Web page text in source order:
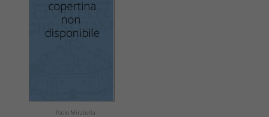
Paolo Mirabella